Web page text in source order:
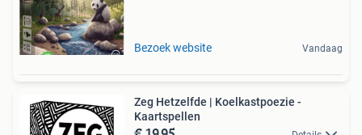
Bezoek website Vandaag
Zeg Hetzelfde | Koelkastpoezie -
Kaartspellen